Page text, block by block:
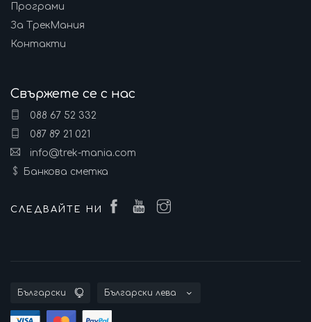
Програми
За ТрекМания
Контакти
Свържете се с нас
088 67 52 332
087 89 21 021
info@trek-mania.com
Банкова сметка
СЛЕДВАЙТЕ НИ